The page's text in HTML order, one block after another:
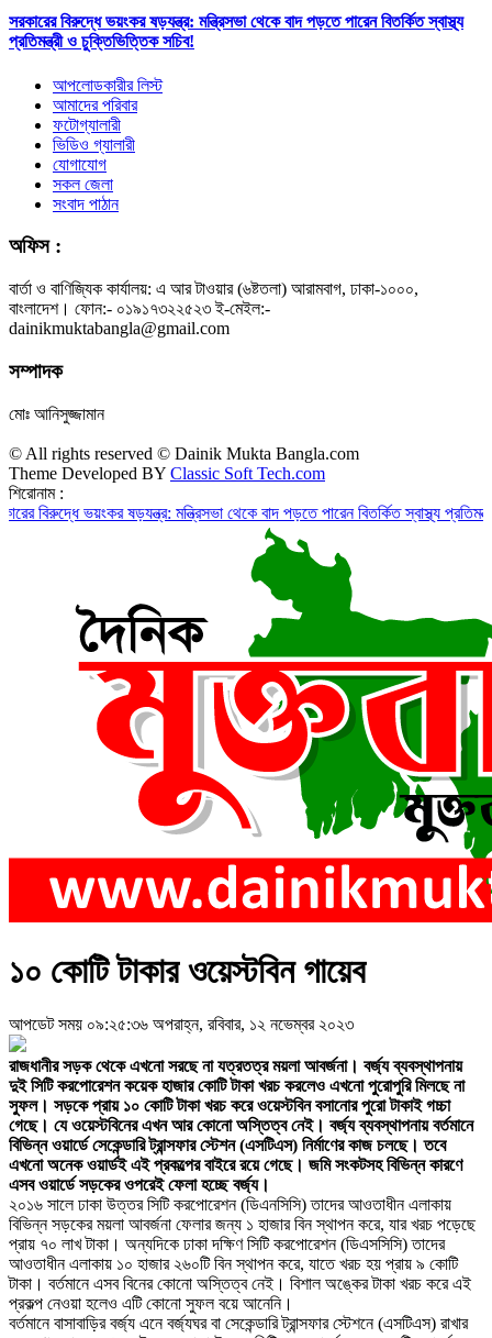
সরকারের বিরুদ্ধে ভয়ংকর ষড়যন্ত্র: মন্ত্রিসভা থেকে বাদ পড়তে পারেন বিতর্কিত স্বাস্থ্য
প্রতিমন্ত্রী ও চুক্তিভিত্তিক সচিব!
আপলোডকারীর লিস্ট
আমাদের পরিবার
ফটোগ্যালারী
ভিডিও গ্যালারী
যোগাযোগ
সকল জেলা
সংবাদ পাঠান
অফিস :
বার্তা ও বাণিজ্যিক কার্যালয়: এ আর টাওয়ার (৬ষ্টতলা) আরামবাগ, ঢাকা-১০০০,
বাংলাদেশ। ফোন:- ০১৯১৭৩২২৫২৩ ই-মেইল:-
dainikmuktabangla@gmail.com
সম্পাদক
মোঃ আনিসুজ্জামান
© All rights reserved © Dainik Mukta Bangla.com
Theme Developed BY Classic Soft Tech.com
শিরোনাম :
ভয়ংকর ষড়যন্ত্র: মন্ত্রিসভা থেকে বাদ পড়তে পারেন বিতর্কিত স্বাস্থ্য প্রতিমন্ত্রী ও
১০ কোটি টাকার ওয়েস্টবিন গায়েব
আপডেট সময় ০৯:২৫:৩৬ অপরাহ্ন, রবিবার, ১২ নভেম্বর ২০২৩
রাজধানীর সড়ক থেকে এখনো সরছে না যত্রতত্র ময়লা আবর্জনা। বর্জ্য ব্যবস্থাপনায়
দুই সিটি করপোরেশন কয়েক হাজার কোটি টাকা খরচ করলেও এখনো পুরোপুরি মিলছে না
সুফল। সড়কে প্রায় ১০ কোটি টাকা খরচ করে ওয়েস্টবিন বসানোর পুরো টাকাই গচ্চা
গেছে। যে ওয়েস্টবিনের এখন আর কোনো অস্তিত্ব নেই। বর্জ্য ব্যবস্থাপনায় বর্তমানে
বিভিন্ন ওয়ার্ডে সেকেন্ডারি ট্রান্সফার স্টেশন (এসটিএস) নির্মাণের কাজ চলছে। তবে
এখনো অনেক ওয়ার্ডই এই প্রকল্পের বাইরে রয়ে গেছে। জমি সংকটসহ বিভিন্ন কারণে
এসব ওয়ার্ডে সড়কের ওপরেই ফেলা হচ্ছে বর্জ্য।
২০১৬ সালে ঢাকা উত্তর সিটি করপোরেশন (ডিএনসিসি) তাদের আওতাধীন এলাকায়
বিভিন্ন সড়কের ময়লা আবর্জনা ফেলার জন্য ১ হাজার বিন স্থাপন করে, যার খরচ পড়েছে
প্রায় ৭০ লাখ টাকা। অন্যদিকে ঢাকা দক্ষিণ সিটি করপোরেশন (ডিএসসিসি) তাদের
আওতাধীন এলাকায় ১০ হাজার ২৬০টি বিন স্থাপন করে, যাতে খরচ হয় প্রায় ৯ কোটি
টাকা। বর্তমানে এসব বিনের কোনো অস্তিত্ব নেই। বিশাল অঙ্কের টাকা খরচ করে এই
প্রকল্প নেওয়া হলেও এটি কোনো সুফল বয়ে আনেনি।
বর্তমানে বাসাবাড়ির বর্জ্য এনে বর্জ্যঘর বা সেকেন্ডারি ট্রান্সফার স্টেশনে (এসটিএস) রাখার